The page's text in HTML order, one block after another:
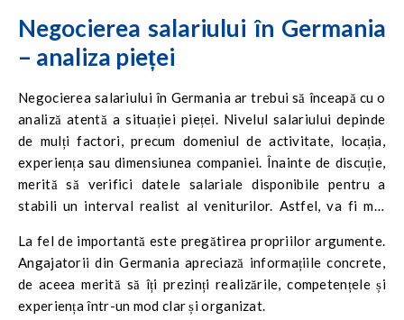
a-ți prezenta valoarea și o abordare calmă și obiectivă a
negocierilor.
Negocierea salariului în Germania
– analiza pieței
Negocierea salariului în Germania ar trebui să înceapă cu o
analiză atentă a situației pieței. Nivelul salariului depinde
de mulți factori, precum domeniul de activitate, locația,
experiența sau dimensiunea companiei. Înainte de discuție,
merită să verifici datele salariale disponibile pentru a
stabili un interval realist al veniturilor. Astfel, va fi mai
cât și supraevaluarea sumei.
La fel de importantă este pregătirea propriilor argumente.
Angajatorii din Germania apreciază informațiile concrete,
de aceea merită să îți prezinți realizările, competențele și
experiența într-un mod clar și organizat.